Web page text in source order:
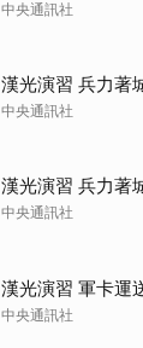
中央通訊社
漢光演習 兵力著
中央通訊社
漢光演習 兵力著
中央通訊社
漢光演習 軍卡運
中央通訊社